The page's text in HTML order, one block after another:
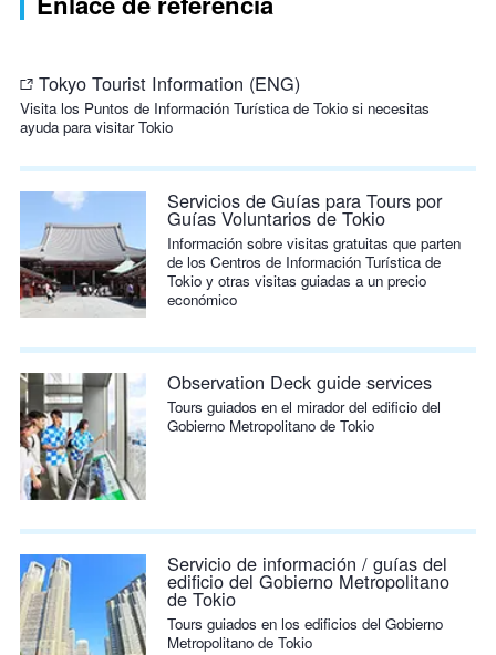
Tokyo Tourist Information (ENG)
Visita los Puntos de Información Turística de Tokio si necesitas
ayuda para visitar Tokio
Servicios de Guías para Tours por
Guías Voluntarios de Tokio
Información sobre visitas gratuitas que parten
de los Centros de Información Turística de
Tokio y otras visitas guiadas a un precio
económico
Observation Deck guide services
Tours guiados en el mirador del edificio del
Gobierno Metropolitano de Tokio
Servicio de información / guías del
edificio del Gobierno Metropolitano
de Tokio
Tours guiados en los edificios del Gobierno
Metropolitano de Tokio